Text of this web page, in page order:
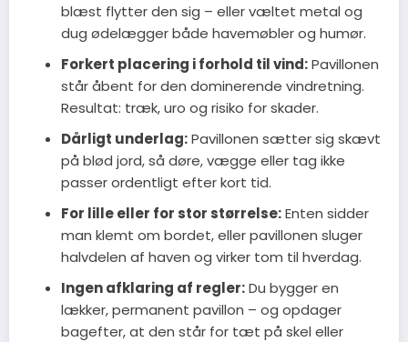
blæst flytter den sig – eller væltet metal og
dug ødelægger både havemøbler og humør.
Forkert placering i forhold til vind:Pavillonen
står åbent for den dominerende vindretning.
Resultat: træk, uro og risiko for skader.
Dårligt underlag:Pavillonen sætter sig skævt
på blød jord, så døre, vægge eller tag ikke
passer ordentligt efter kort tid.
For lille eller for stor størrelse:Enten sidder
man klemt om bordet, eller pavillonen sluger
halvdelen af haven og virker tom til hverdag.
Ingen afklaring af regler:Du bygger en
lækker, permanent pavillon – og opdager
bagefter, at den står for tæt på skel eller